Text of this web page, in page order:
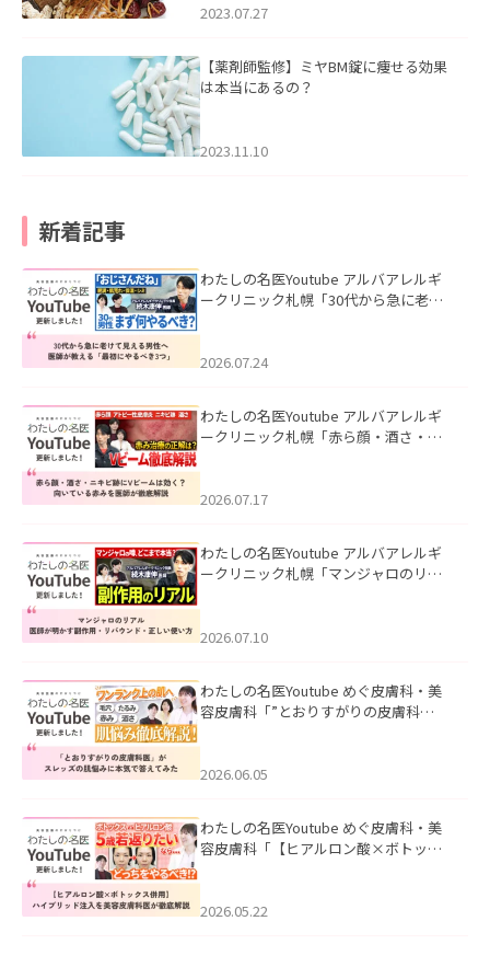
2023.07.27
【薬剤師監修】ミヤBM錠に痩せる効果
は本当にあるの？
2023.11.10
新着記事
わたしの名医Youtube アルバアレルギ
ークリニック札幌「30代から急に老け
た。
2026.07.24
わたしの名医Youtube アルバアレルギ
ークリニック札幌「赤ら顔・酒さ・ニ
した。
2026.07.17
わたしの名医Youtube アルバアレルギ
ークリニック札幌「マンジャロのリア
た。
2026.07.10
わたしの名医Youtube めぐ皮膚科・美
容皮膚科「”とおりすがりの皮膚科
2026.06.05
わたしの名医Youtube めぐ皮膚科・美
容皮膚科「【ヒアルロン酸×ボトック
た。
2026.05.22